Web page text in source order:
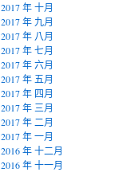
2017 年 十月
2017 年 九月
2017 年 八月
2017 年 七月
2017 年 六月
2017 年 五月
2017 年 四月
2017 年 三月
2017 年 二月
2017 年 一月
2016 年 十二月
2016 年 十一月